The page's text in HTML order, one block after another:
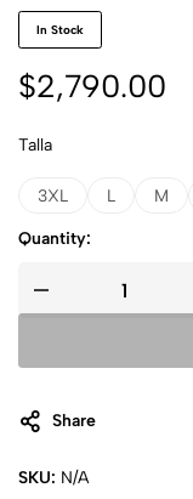
In Stock
$2,790.00
Talla
3XL L M
Quantity:
Share
SKU: N/A